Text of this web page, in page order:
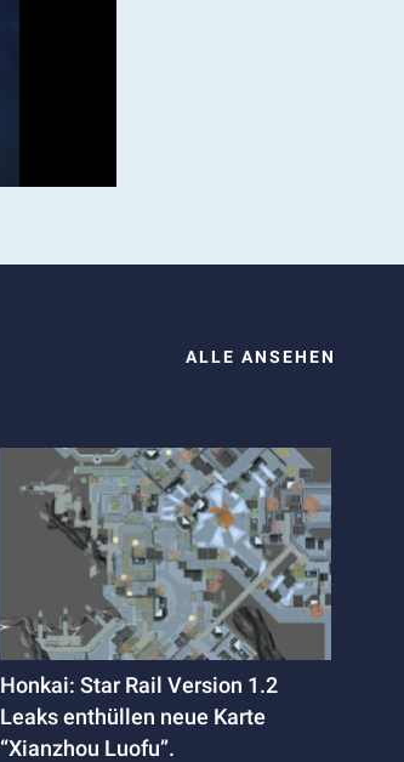
ALLE ANSEHEN
Honkai: Star Rail Version 1.2
Leaks enthüllen neue Karte
“Xianzhou Luofu”.